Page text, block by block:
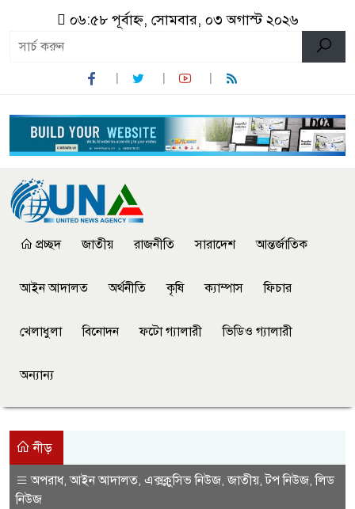
০৬:৫৮ পূর্বাহ্ন, সোমবার, ০৩ অগাস্ট ২০২৬
প্রচ্ছদ জাতীয় রাজনীতি সারাদেশ আন্তর্জাতিক
আইন আদালত অর্থনীতি কৃষি ক্যাম্পাস ফিচার
খেলাধুলা বিনোদন ফটো গ্যালারী ভিডিও গ্যালারী
অন্যান্য
নীড়
অপরাধ,আইন আদালত, এক্সক্লুসিভ নিউজ,জাতীয়,টপ নিউজ,লিড
নিউজ